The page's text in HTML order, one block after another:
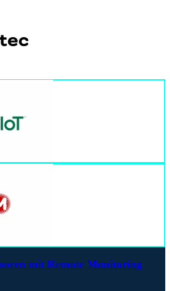
mit Remote Monitoring